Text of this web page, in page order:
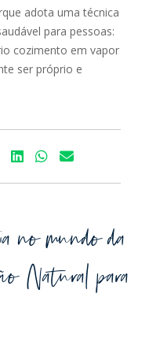
adota uma técnica
para pessoas:
cozimento em vapor
ser próprio e
no mundo da
Natural para